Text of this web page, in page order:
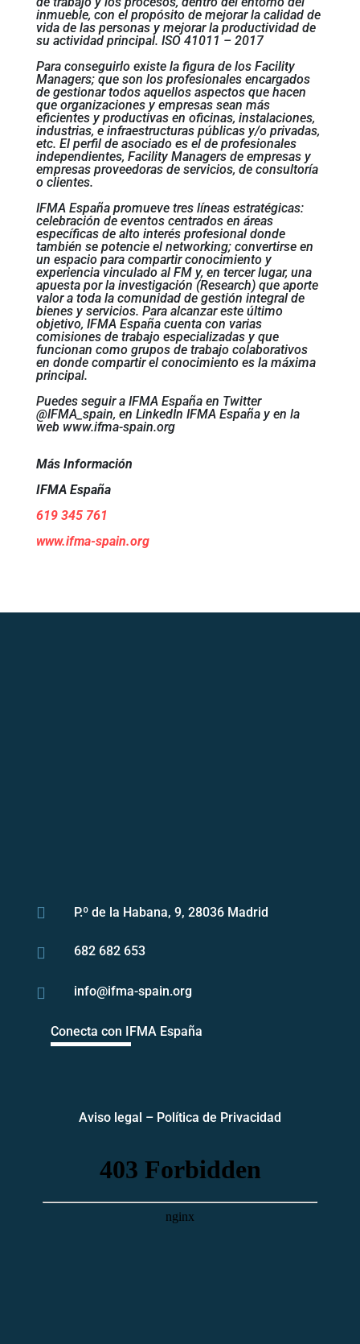
inmueble, con el propósito de mejorar la calidad de
vida de las personas y mejorar la productividad de
su actividad principal. ISO 41011 – 2017
Para conseguirlo existe la figura de los Facility
Managers; que son los profesionales encargados
de gestionar todos aquellos aspectos que hacen
que organizaciones y empresas sean más
eficientes y productivas en oficinas, instalaciones,
industrias, e infraestructuras públicas y/o privadas,
etc. El perfil de asociado es el de profesionales
independientes, Facility Managers de empresas y
empresas proveedoras de servicios, de consultoría
o clientes.
IFMA España promueve tres líneas estratégicas:
celebración de eventos centrados en áreas
específicas de alto interés profesional donde
también se potencie el networking; convertirse en
un espacio para compartir conocimiento y
experiencia vinculado al FM y, en tercer lugar, una
apuesta por la investigación (Research) que aporte
valor a toda la comunidad de gestión integral de
bienes y servicios. Para alcanzar este último
objetivo, IFMA España cuenta con varias
comisiones de trabajo especializadas y que
funcionan como grupos de trabajo colaborativos
en donde compartir el conocimiento es la máxima
principal.
Puedes seguir a IFMA España en Twitter
@IFMA_spain, en LinkedIn IFMA España y en la
web www.ifma-spain.org
Más Información
IFMA España
619 345 761
www.ifma-spain.org
 P.º de la Habana, 9, 28036 Madrid
 682 682 653
 info@ifma-spain.org
Conecta con IFMA España
Aviso legal – Política de Privacidad